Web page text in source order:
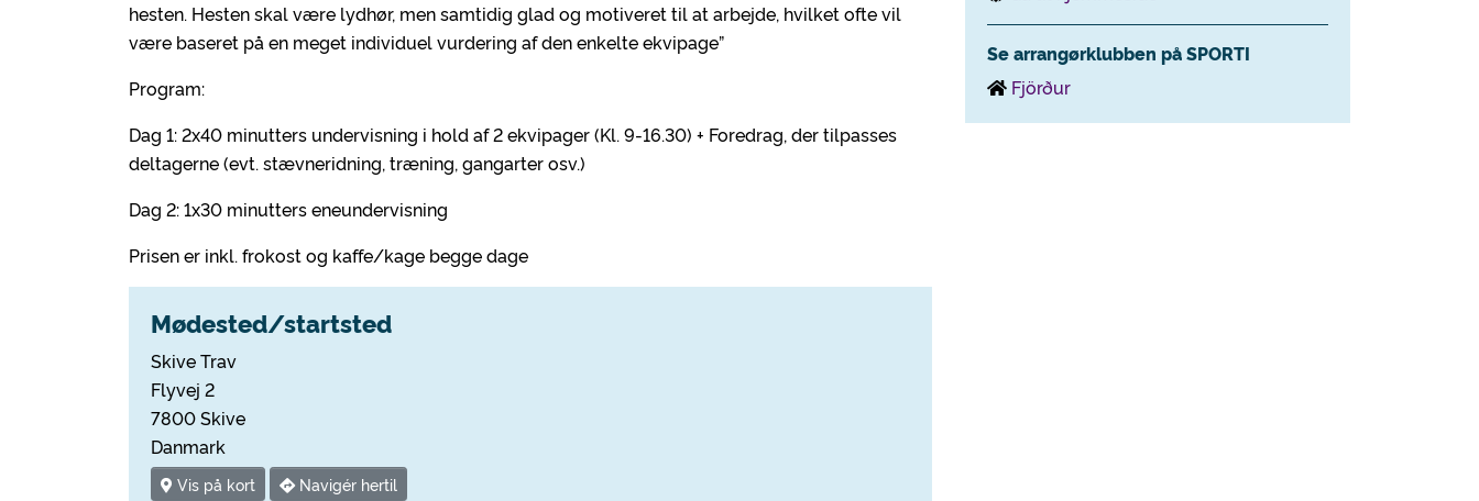
hesten. Hesten skal være lydhør, men samtidig glad og motiveret til at arbejde, hvilket ofte vil
være baseret på en meget individuel vurdering af den enkelte ekvipage”
Program:
Dag 1: 2x40 minutters undervisning i hold af 2 ekvipager (Kl. 9-16.30) + Foredrag, der tilpasses
deltagerne (evt. stævneridning, træning, gangarter osv.)
Dag 2: 1x30 minutters eneundervisning
Prisen er inkl. frokost og kaffe/kage begge dage
Mødested/startsted
Skive Trav
Flyvej 2
7800 Skive
Danmark
Vis på kort Navigér hertil
Se arrangørklubben på SPORTI
Fjörður